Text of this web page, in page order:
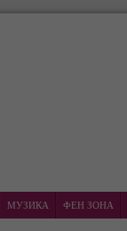
МУЗИКА ФЕН ЗОНА